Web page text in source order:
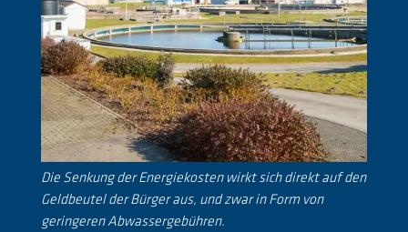
Die Senkung der Energiekosten wirkt sich direkt auf den
Geldbeutel der Bürger aus, und zwar in Form von
geringeren Abwassergebühren.